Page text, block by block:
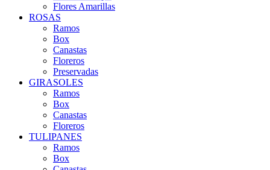
Flores Amarillas
ROSAS
Ramos
Box
Canastas
Floreros
Preservadas
GIRASOLES
Ramos
Box
Canastas
Floreros
TULIPANES
Ramos
Box